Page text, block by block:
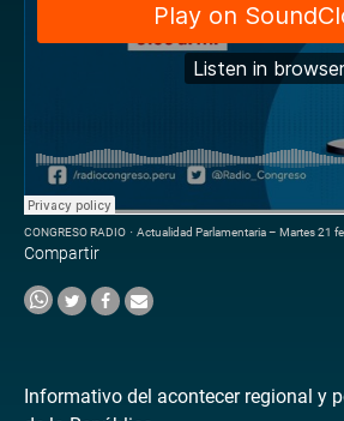
CONGRESO RADIO · Actualidad Parlamentaria – Martes 21
Compartir
Informativo del acontecer regional y